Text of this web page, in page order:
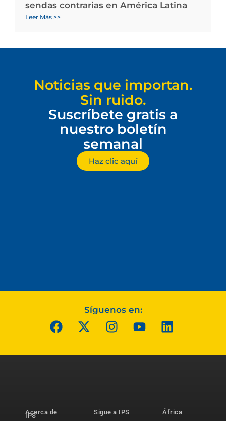
sendas contrarias en América Latina
Leer Más >>
Noticias que importan.
Sin ruido.
Suscríbete gratis a
nuestro boletín
semanal
Haz clic aquí
Síguenos en:
Acerca de
IPS
Sigue a IPS
África